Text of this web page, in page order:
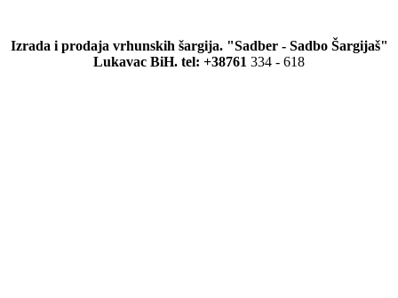
Izrada i prodaja vrhunskih šargija. "Sadber - Sadbo Šargijaš"
Lukavac BiH. tel: +38761 334 - 618